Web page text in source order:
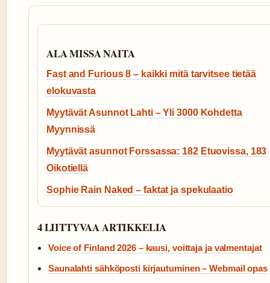
ALA MISSA NAITA
Fast and Furious 8 – kaikki mitä tarvitsee tietää
elokuvasta
Myytävät Asunnot Lahti – Yli 3000 Kohdetta
Myynnissä
Myytävät asunnot Forssassa: 182 Etuovissa, 183
Oikotiellä
Sophie Rain Naked – faktat ja spekulaatio
4 LIITTYVAA ARTIKKELIA
Voice of Finland 2026 – kausi, voittaja ja valmentajat
Saunalahti sähköposti kirjautuminen – Webmail opas